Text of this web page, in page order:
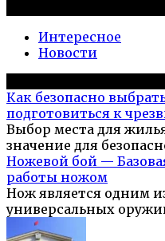
Интересное
Новости
Как безопасно
подготовиться к
Выбор места для
значение для
Ножевой бой —
работы ножом
Нож является одним
универсальных